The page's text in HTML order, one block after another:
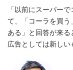
「以前にスーパー
て、「コーラを買
ある」と回答が来る
広告としては新しい